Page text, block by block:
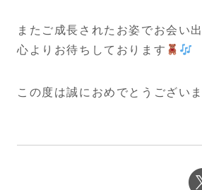
またご成長されたお姿でお会い
心よりお待ちしております
この度は誠におめでとうございま